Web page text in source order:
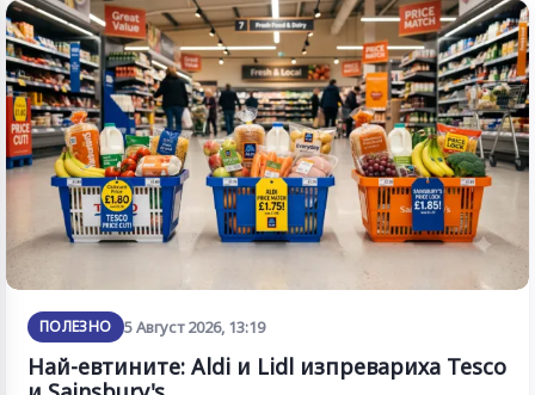
ПОЛЕЗНО 5 Август 2026, 13:19
Най-евтините: Aldi и Lidl изпревариха Tesco